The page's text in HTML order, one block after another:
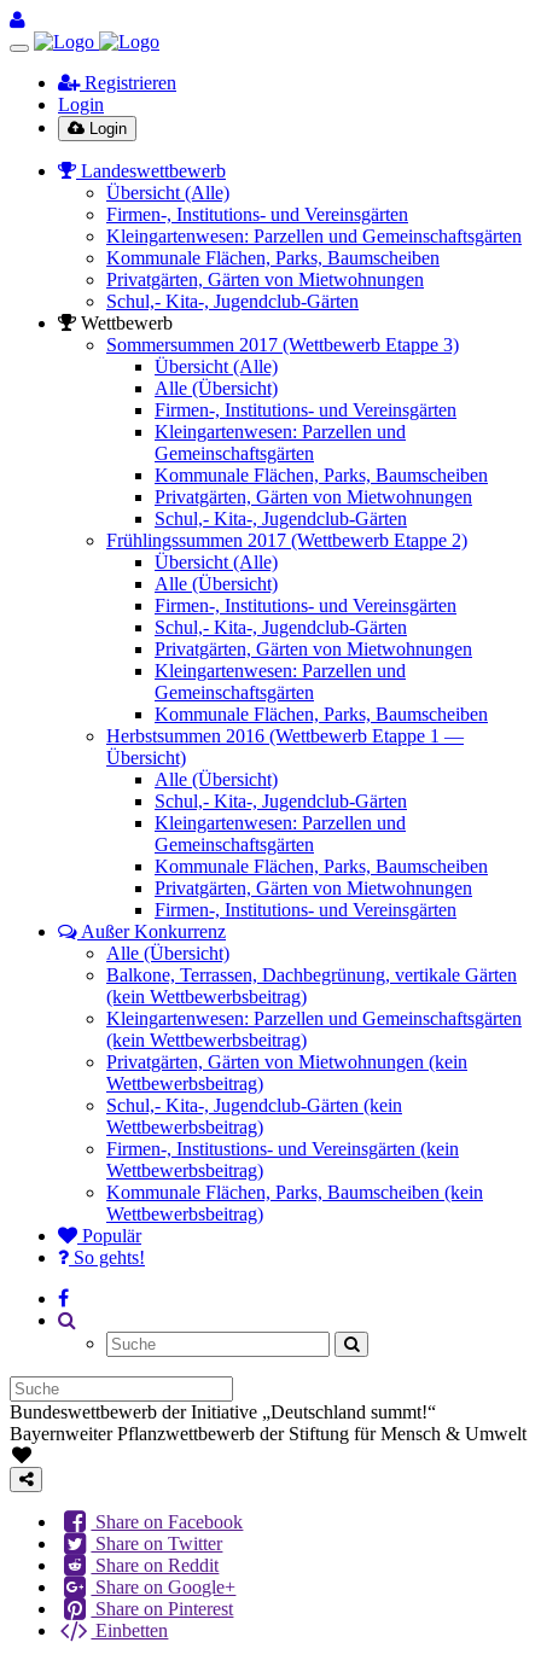
Registrieren
Login
Login
Landeswettbewerb
Übersicht (Alle)
Firmen-, Institutions- und Vereinsgärten
Kleingartenwesen: Parzellen und Gemeinschaftsgärten
Kommunale Flächen, Parks, Baumscheiben
Privatgärten, Gärten von Mietwohnungen
Schul,- Kita-, Jugendclub-Gärten
Wettbewerb
Sommersummen 2017 (Wettbewerb Etappe 3)
Übersicht (Alle)
Alle (Übersicht)
Firmen-, Institutions- und Vereinsgärten
Kleingartenwesen: Parzellen und
Gemeinschaftsgärten
Kommunale Flächen, Parks, Baumscheiben
Privatgärten, Gärten von Mietwohnungen
Schul,- Kita-, Jugendclub-Gärten
Frühlingssummen 2017 (Wettbewerb Etappe 2)
Übersicht (Alle)
Alle (Übersicht)
Firmen-, Institutions- und Vereinsgärten
Schul,- Kita-, Jugendclub-Gärten
Privatgärten, Gärten von Mietwohnungen
Kleingartenwesen: Parzellen und
Gemeinschaftsgärten
Kommunale Flächen, Parks, Baumscheiben
Herbstsummen 2016 (Wettbewerb Etappe 1 —
Übersicht)
Alle (Übersicht)
Schul,- Kita-, Jugendclub-Gärten
Kleingartenwesen: Parzellen und
Gemeinschaftsgärten
Kommunale Flächen, Parks, Baumscheiben
Privatgärten, Gärten von Mietwohnungen
Firmen-, Institutions- und Vereinsgärten
Außer Konkurrenz
Alle (Übersicht)
Balkone, Terrassen, Dachbegrünung, vertikale Gärten
(kein Wettbewerbsbeitrag)
Kleingartenwesen: Parzellen und Gemeinschaftsgärten
(kein Wettbewerbsbeitrag)
Privatgärten, Gärten von Mietwohnungen (kein
Wettbewerbsbeitrag)
Schul,- Kita-, Jugendclub-Gärten (kein
Wettbewerbsbeitrag)
Firmen-, Institustions- und Vereinsgärten (kein
Wettbewerbsbeitrag)
Kommunale Flächen, Parks, Baumscheiben (kein
Wettbewerbsbeitrag)
Populär
So gehts!
Bundeswettbewerb der Initiative „Deutschland summt!“
Bayernweiter Pflanzwettbewerb der Stiftung für Mensch & Umwelt
Share on Facebook
Share on Twitter
Share on Reddit
Share on Google+
Share on Pinterest
Einbetten